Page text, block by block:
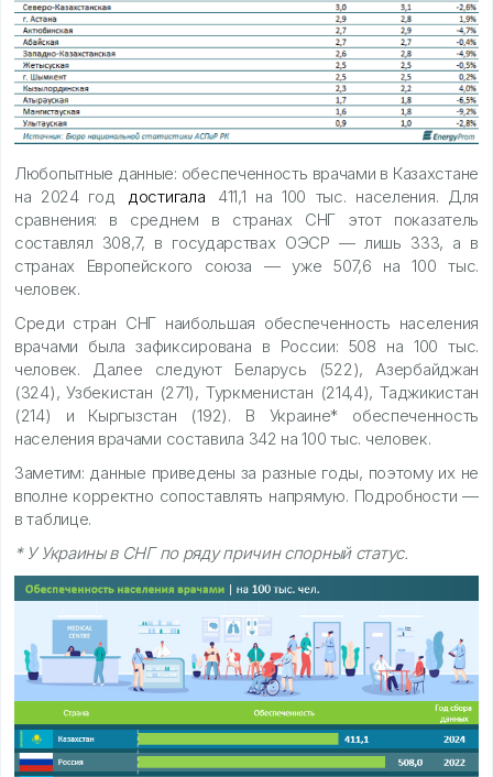
Любопытные данные: обеспеченность врачами в Казахстане
на 2024 год
достигала
411,1 на 100 тыс. населения. Для
сравнения: в среднем в странах СНГ этот показатель
составлял 308,7, в государствах ОЭСР — лишь 333, а в
странах Европейского союза — уже 507,6 на 100 тыс.
человек.
Среди стран СНГ наибольшая обеспеченность населения
врачами была зафиксирована в России: 508 на 100 тыс.
человек. Далее следуют Беларусь (522), Азербайджан
(324), Узбекистан (271), Туркменистан (214,4), Таджикистан
(214) и Кыргызстан (192). В Украине* обеспеченность
населения врачами составила 342 на 100 тыс. человек.
Заметим: данные приведены за разные годы, поэтому их не
вполне корректно сопоставлять напрямую. Подробности —
в таблице.
* У Украины в СНГ по ряду причин спорный статус.